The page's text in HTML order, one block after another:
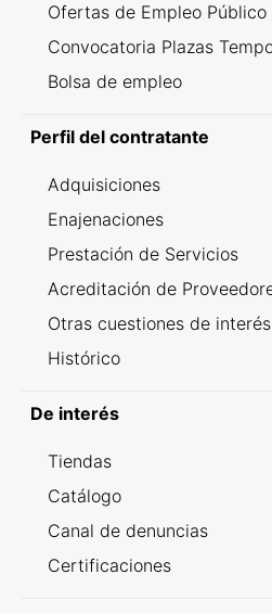
Ofertas de Empleo
Convocatoria Plazas
Bolsa de empleo
Perfil del contratante
Adquisiciones
Enajenaciones
Prestación de Servicios
Acreditación de
Otras cuestiones de interés
Histórico
De interés
Tiendas
Catálogo
Canal de denuncias
Certificaciones